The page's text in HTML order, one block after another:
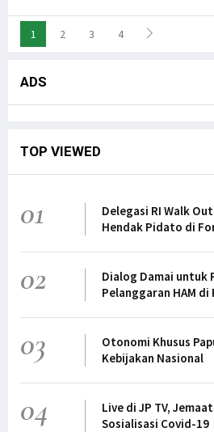
1 2 3 4
ADS
TOP VIEWED
01
Delegasi RI Walk
Hendak Pidato di
02
Dialog Damai untuk
Pelanggaran HAM di
03
Otonomi Khusus
Kebijakan Nasional
04
Live di JP TV,
Sosialisasi Covid-19